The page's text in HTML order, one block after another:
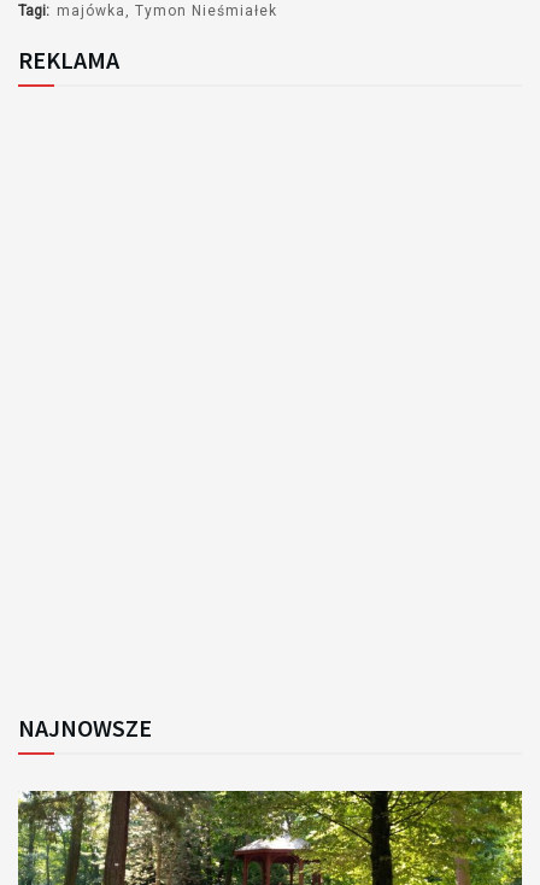
Tagi: majówka Tymon Nieśmiałek
REKLAMA
NAJNOWSZE